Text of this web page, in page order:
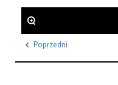
Poprzedni